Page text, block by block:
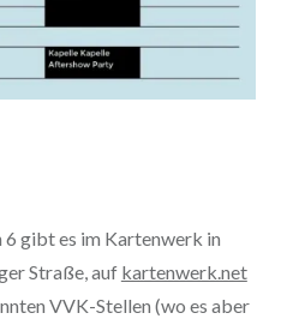
6 gibt es im Kartenwerk in
Straße, auf kartenwerk.net
VVK-Stellen (wo es aber